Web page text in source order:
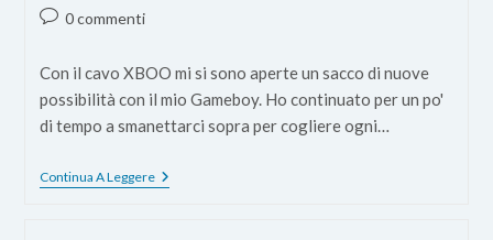
dell'articolo:
Commenti
0 commenti
Con il cavo XBOO mi si sono aperte un sacco di nuove
possibilità con il mio Gameboy. Ho continuato per un po'
di tempo a smanettarci sopra per cogliere ogni…
Continua A LeggereCome
Giocare